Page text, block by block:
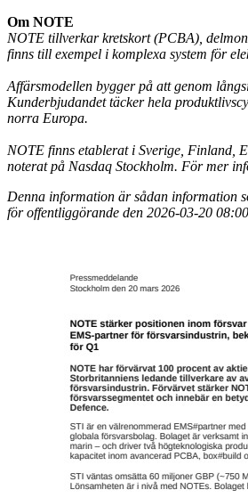
Om NOTE
NOTE tillverkar kretskort (PCBA),
finns till exempel i komplexa system för
Affärsmodellen bygger på att genom
Kunderbjudandet täcker hela
norra Europa.
NOTE finns etablerat i Sverige, Finland,
noterat på Nasdaq Stockholm. För mer
Denna information är sådan information
för offentliggörande den 2026-03-20